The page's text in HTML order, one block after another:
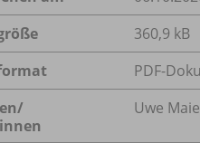
360,9 kB
PDF-
Uwe